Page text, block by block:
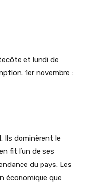
et lundi de
1er novembre :
Ils dominèrent le
fit l’un de ses
du pays. Les
économique que